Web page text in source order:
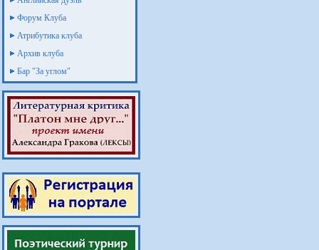
Форум Клуба
Атрибутика клуба
Архив клуба
Бар "За углом"